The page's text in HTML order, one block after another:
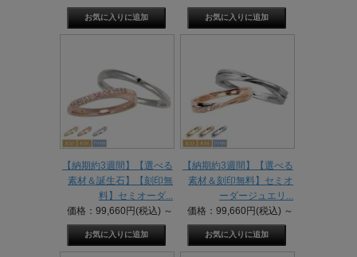
【納期約3週間】【選べる
素材＆誕生石】【刻印無
料】セミオーダ...
価格：99,660円(税込) ～
【納期約3週間】【選べる
素材＆刻印無料】セミオ
ーダージュエリ...
価格：99,660円(税込) ～